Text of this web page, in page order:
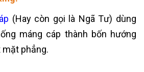
(Hay còn gọi là Ngã Tư) dùng
máng cáp thành bốn hướng
phẳng.